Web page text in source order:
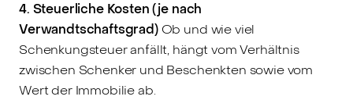
4. Steuerliche Kosten (je nach
Verwandtschaftsgrad)Ob und wie viel
Schenkungsteuer anfällt, hängt vom Verhältnis
zwischen Schenker und Beschenkten sowie vom
Wert der Immobilie ab.